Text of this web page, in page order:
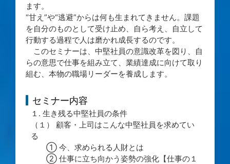
ます。
“甘え”や“逃避”からは何も生まれてきません。課題
を自分のものとして受け止め、自ら考え、自立して
行動する過程で人は磨かれ成長するのです。
このセミナーは、中堅社員の意識改革を図り、自
らの意思で仕事を組み立て、業績達成に向けて取り
組む、本物の職場リーダーを養成します。
セミナー内容
１. 生き残る中堅社員の条件
（１） 顧客・上司はこんな中堅社員を求めてい
る
① 今、求められる人財とは
② 仕事に立ち向かう姿勢の強化【仕事の１